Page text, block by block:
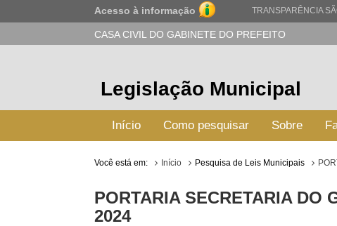
Acesso à informação TRANSPARÊNCIA
CASA CIVIL DO GABINETE DO PREFEITO
Legislação Municipal
Início Como pesquisar Sobre
Você está em: Início Pesquisa de Leis Municipais
PORTARIA SECRETARIA DO
2024